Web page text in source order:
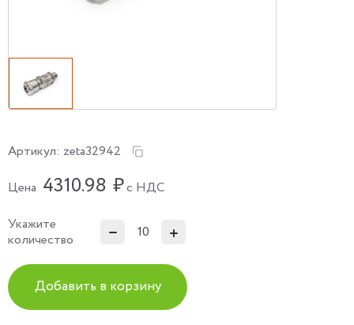
Артикул: zeta32942
Цена 4310.98 ₽с НДС
Укажите
количество
Добавить в корзину